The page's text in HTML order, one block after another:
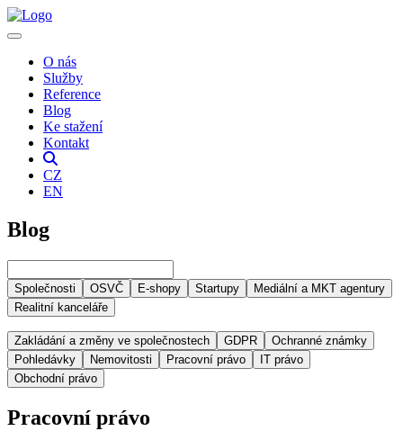
O nás
Služby
Reference
Blog
Ke stažení
Kontakt
CZ
EN
Blog
Společnosti OSVČ E-shopy Startupy
Mediální a MKT agentury
Realitní kanceláře
Zakládání a změny ve společnostech GDPR
Ochranné známky
Pohledávky
Nemovitosti Pracovní právo
IT právo
Obchodní právo
Pracovní právo